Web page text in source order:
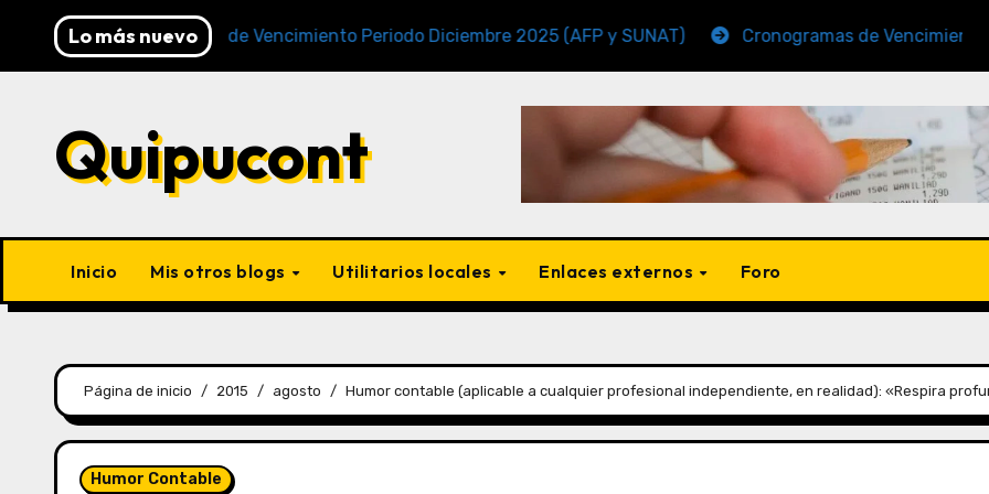
Lo más nuevo
Cronogramas de Vencimiento Periodo Diciembre 2025 (AFP y SUNAT) Cronogramas de Vencimiento Periodo
Quipucont
Inicio Mis otros blogs Utilitarios locales Enlaces externos Foro
Página de inicio 2015 agosto Humor contable (aplicable a cualquier profesional independiente, en realidad): «Respira
Humor Contable